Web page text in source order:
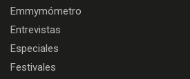
Emmymómetro
Entrevistas
Especiales
Festivales